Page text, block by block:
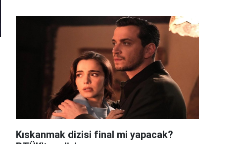
Kıskanmak dizisi final mi yapacak?